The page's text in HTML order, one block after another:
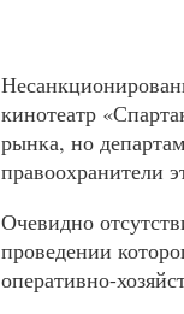
кинотеатр
рынка, но
правоохранители
Очевидно
проведении
оперативно-